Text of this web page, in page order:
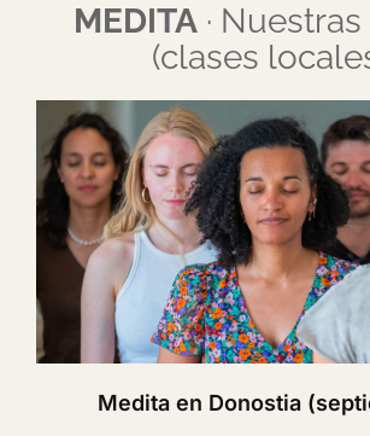
MEDITA ·
(clases
Medita en Donostia